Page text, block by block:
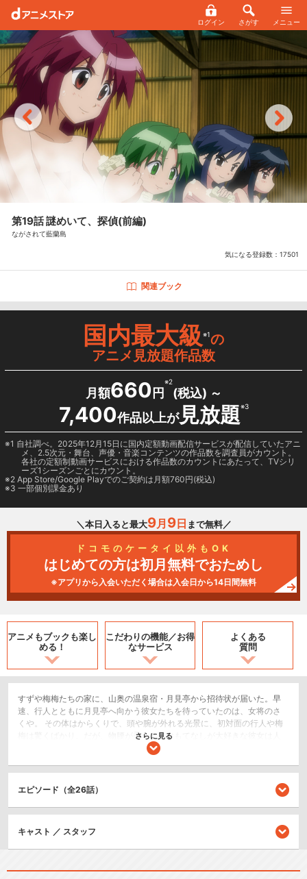
ログイン さがす メニュー
第19話 謎めいて、探偵(前編)
ながされて藍蘭島
気になる登録数： 17501
関連ブック
国内最大級※1の
アニメ見放題作品数
月額660 円
※2
(税込) ～
7,400作品以上が見放題※3
1 自社調べ。2025年12月15日に国内定額動画配信サービスが配信していたアニ
メ、2.5次元・舞台、声優・音楽コンテンツの作品数を調査員がカウント。
各社の定額制動画サービスにおける作品数のカウントにあたって、TVシリ
ーズ1シーズンごとにカウント。
2 App Store/Google Playでのご契約は月額760円(税込)
3 一部個別課金あり
＼本日入ると最大9月 9日 まで無料／
ドコモのケータイ以外もOK
はじめての方は初月無料でおためし
※アプリから入会いただく場合は入会日から14日間無料
アニメもブックも楽し
める！
こだわりの機能／お得
なサービス
よくある
質問
すずや梅梅たちの家に、山奥の温泉宿・月見亭から招待状が届いた。早
速、行人とともに月見亭へ向かう彼女たちを待っていたのは、女将のさ
くや。 その体はからくりで、頭や腕が外れる光景に、初対面の行人や梅
梅は驚くばかり。だが、物腰が柔らく、おもてなしが大好きな彼女は人
間の女将と変わりがない。 そんなさくやに、招待してくれたことへのお
かも、逆にすずたちから、今日の日付で遊びに行くと記された手紙を受
け取ったというのだ。そのことで2人が不思議がっていると、ちかげが姿
を見せた。 そして彼女は、招待状や手紙を送ったのは、彼女が愛読して
いるミステリー小説に登場する怪人、紅夜叉のしわざだと告げる。 見れ
は、紅夜叉は空想上の人物ではなく実在するという噂があり、小説内の
恐ろしい事件も、紅夜叉が実際に起こしたものらしいのだ。 そして今回
さらに見る
エピソード（全26話）
キャスト ／ スタッフ